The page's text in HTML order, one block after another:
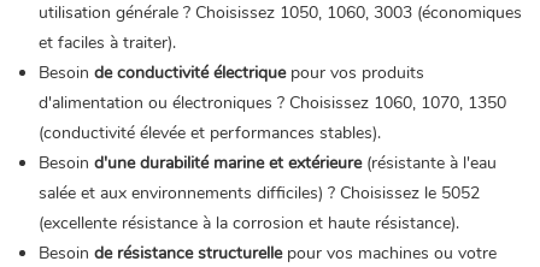
utilisation générale ? Choisissez 1050, 1060, 3003 (économiques
et faciles à traiter).
Besoin de conductivité électriquepour vos produits
d'alimentation ou électroniques ? Choisissez 1060, 1070, 1350
(conductivité élevée et performances stables).
Besoin d'une durabilité marine et extérieure(résistante à l'eau
salée et aux environnements difficiles) ? Choisissez le 5052
(excellente résistance à la corrosion et haute résistance).
Besoin de résistance structurellepour vos machines ou votre